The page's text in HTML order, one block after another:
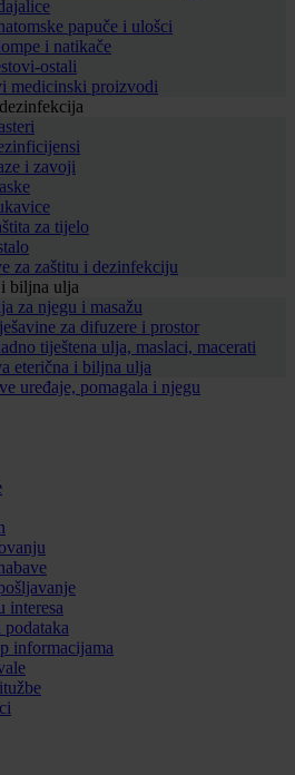
papuče i ulošci
i natikače
ostali
medicinski proizvodi
i zavoji
za tijelo
za zaštitu i dezinfekciju
biljna ulja
za njegu i masažu
za difuzere i prostor
tiještena ulja, maslaci, macerati
eterična i biljna ulja
uređaje, pomagala i njegu
interesa
podataka
informacijama